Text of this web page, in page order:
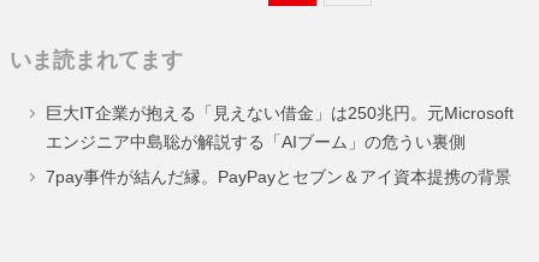
ー
ジ
ー
ジ
いま読まれてます
巨大IT企業が抱える「見えない借金」は250兆円。元Microsoft
エンジニア中島聡が解説する「AIブーム」の危うい裏側
7pay事件が結んだ縁。PayPayとセブン＆アイ資本提携の背景